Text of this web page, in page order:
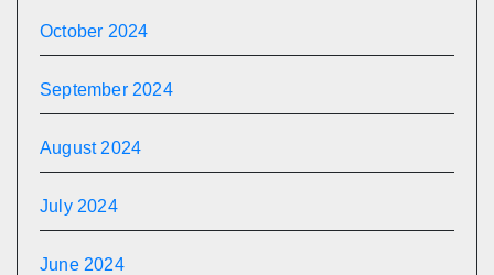
October 2024
September 2024
August 2024
July 2024
June 2024